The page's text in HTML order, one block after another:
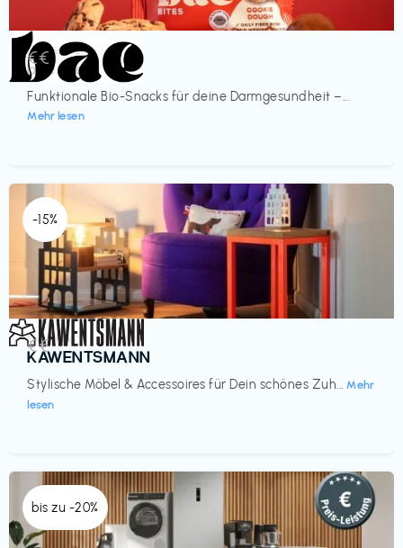
Lebensmittel
bae Treat
Funktionale Bio-Snacks für deine Darmgesundheit –...
Mehr lesen
€€‎
-15%
Einrichtung
KAWENTSMANN
Stylische Möbel & Accessoires für Dein schönes Zuh... Mehr
lesen
€€‎
bis zu -20%